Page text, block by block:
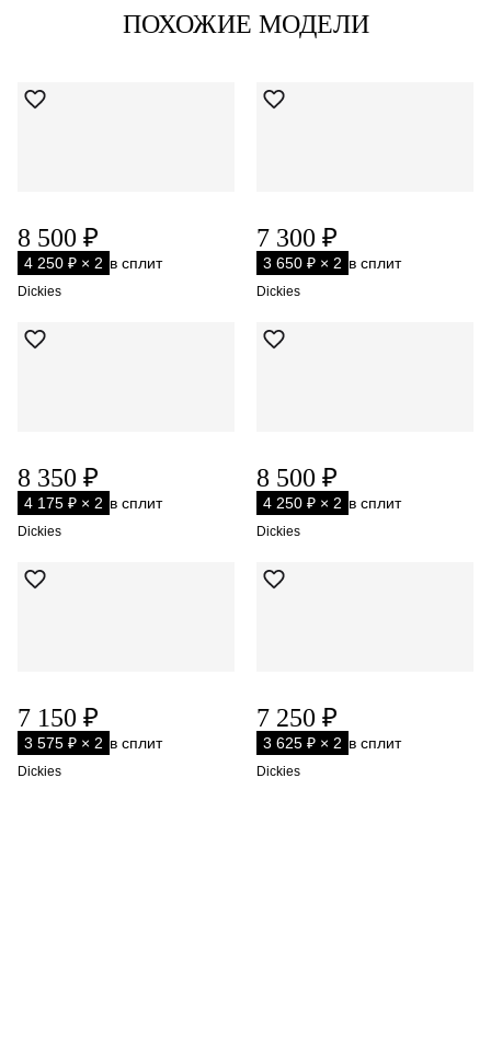
ПОХОЖИЕ МОДЕЛИ
8 500 ₽
4 250 ₽ × 2 в сплит
Dickies
7 300 ₽
3 650 ₽ × 2 в сплит
Dickies
8 350 ₽
4 175 ₽ × 2 в сплит
Dickies
8 500 ₽
4 250 ₽ × 2 в сплит
Dickies
7 150 ₽
3 575 ₽ × 2 в сплит
Dickies
7 250 ₽
3 625 ₽ × 2 в сплит
Dickies